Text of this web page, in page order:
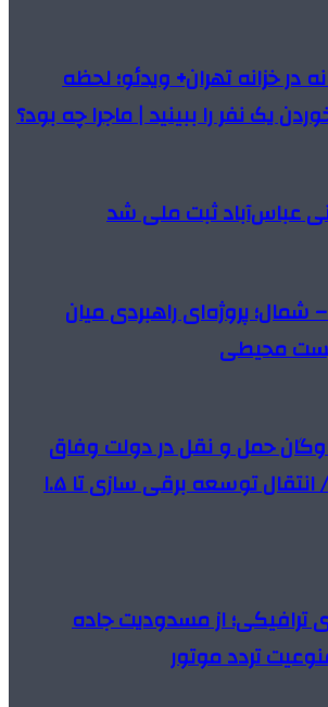
در خزانه تهران+ ویدئو؛ لحظه
یک نفر را ببینید | ماجرا چه بود؟
عباس‌آباد ثبت ملی شد
– شمال؛ پروژه‌ای راهبردی میان
محیطی
حمل و نقل در دولت وفاق
عملیاتی شد/ انتقال توسعه برقی سازی تا ۱.۵
از مسدودیت جاده
تردد موتور